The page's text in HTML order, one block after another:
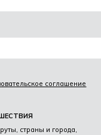
соглашение
страны и города,